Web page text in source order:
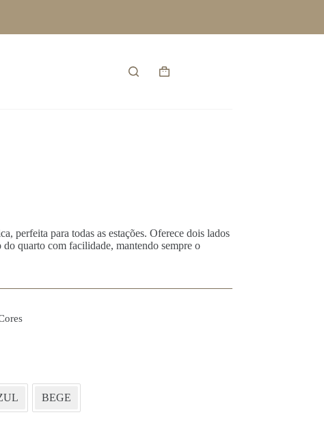
Carrinho
perfeita para todas as estações. Oferece dois lados
quarto com facilidade, mantendo sempre o
BEGE